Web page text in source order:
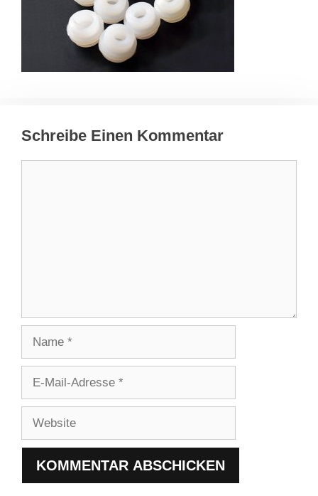
Schreibe Einen Kommentar
Adresse